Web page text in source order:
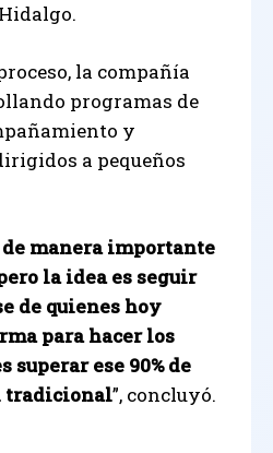
la compañía
programas de
y
a pequeños
manera importante
la idea es seguir
de quienes hoy
para hacer los
superar ese 90% de
tradicional”, concluyó.